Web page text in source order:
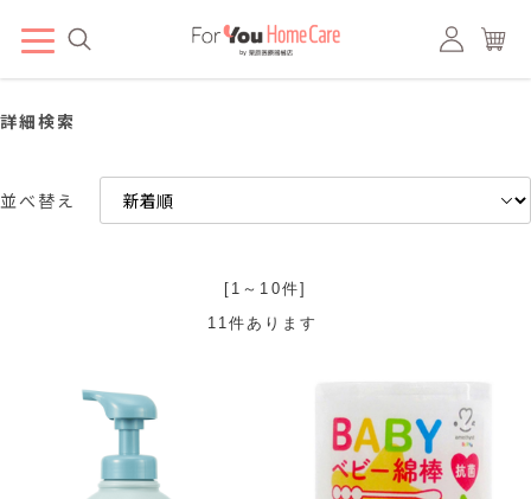
詳細検索
並べ替え
[1～10件]
11件あります